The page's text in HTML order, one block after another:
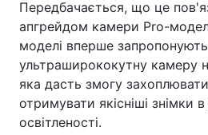
Передбачається, що це
апгрейдом камери Pro-
моделі вперше запропонують
ультраширококутну камеру
яка дасть змогу
отримувати якісніші знімки
освітленості.